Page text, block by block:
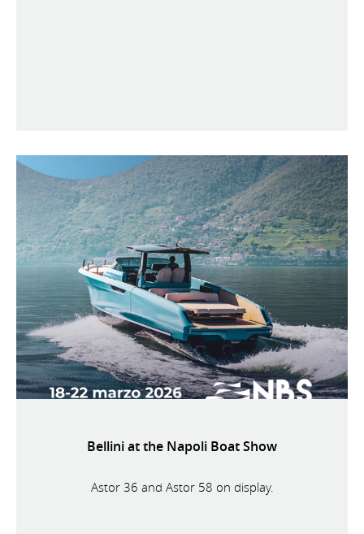
Bellini at the Napoli Boat Show
Astor 36 and Astor 58 on display.